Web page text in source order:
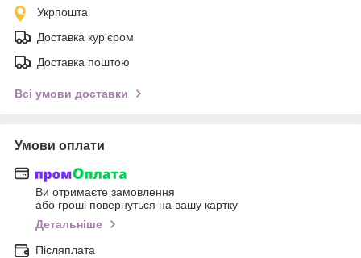
Укрпошта
Доставка кур'єром
Доставка поштою
Всі умови доставки
Умови оплати
Ви отримаєте замовлення
або гроші повернуться на вашу картку
Детальніше
Післяплата